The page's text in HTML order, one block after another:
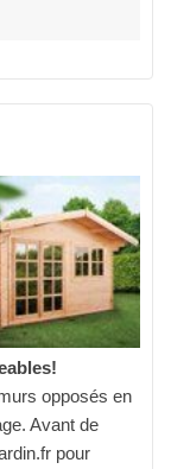
opposés en
Avant de
pour